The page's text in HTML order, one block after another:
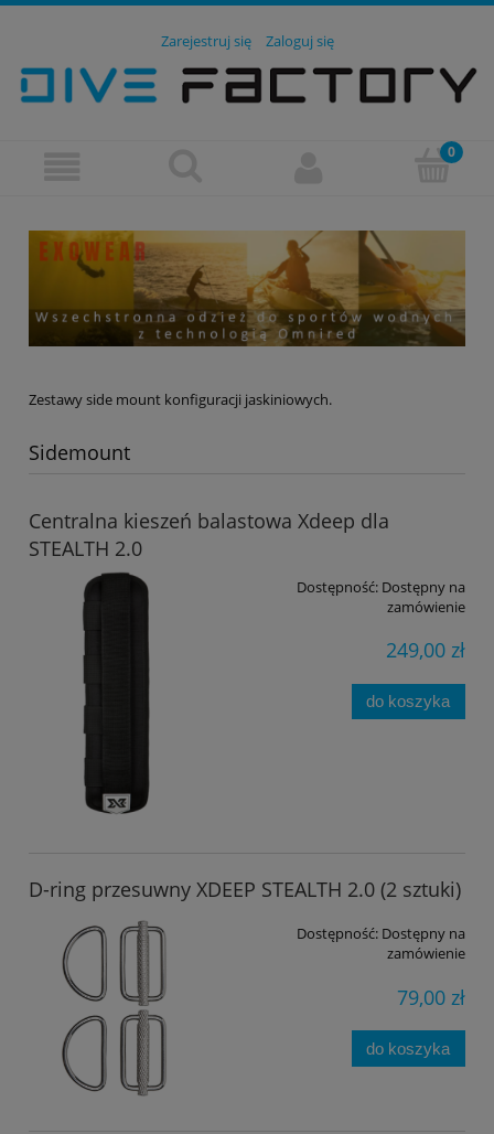
Zarejestruj się Zaloguj się
Zestawy side mount konfiguracji jaskiniowych.
Sidemount
Centralna kieszeń balastowa Xdeep dla
STEALTH 2.0
Dostępność: Dostępny na
zamówienie
249,00 zł
do koszyka
D-ring przesuwny XDEEP STEALTH 2.0 (2 sztuki)
Dostępność: Dostępny na
zamówienie
79,00 zł
do koszyka